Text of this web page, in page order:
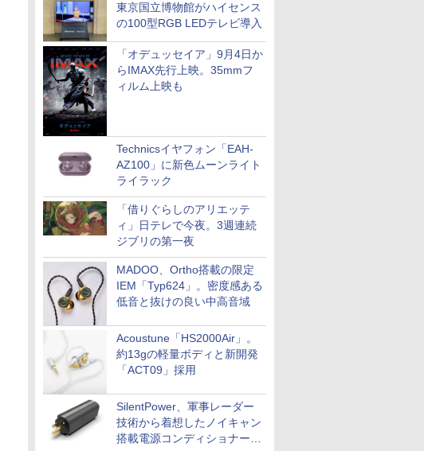
東京国立博物館がハイセンス
の100型RGB LEDテレビ導入
「オデュッセイア」9月4日か
らIMAX先行上映。35mmフ
ィルム上映も
Technicsイヤフォン「EAH-
AZ100」に新色ムーンライト
ライラック
「借りぐらしのアリエッテ
ィ」日テレで今夜。3週連続
ジブリの第一夜
MADOO、Ortho搭載の限定
IEM「Typ624」。密度感ある
低音と抜けの良い中高音域
Acoustune「HS2000Air」。
約13gの軽量ボディと新開発
「ACT09」採用
SilentPower、軍事レーダー
技術から着想したノイキャン
搭載電源コンディショナー